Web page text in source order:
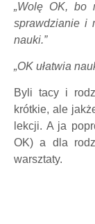
„Wolę OK, bo
sprawdzianie i
nauki.”
„OK ułatwia
Byli tacy i
krótkie, ale
lekcji. A ja
OK) a dla
warsztaty.